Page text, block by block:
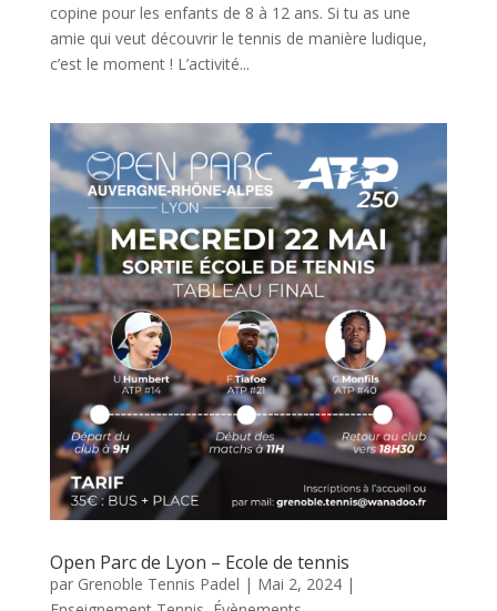
copine pour les enfants de 8 à 12 ans. Si tu as une
amie qui veut découvrir le tennis de manière ludique,
c’est le moment ! L’activité...
Open Parc de Lyon – Ecole de tennis
par Grenoble Tennis Padel | Mai 2, 2024|